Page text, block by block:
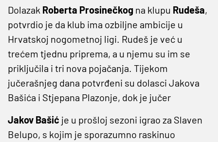
Dolazak Roberta Prosinečkog na klupu Rudeša,
potvrdio je da klub ima ozbiljne ambicije u
Hrvatskoj nogometnoj ligi. Rudeš je već u
trećem tjednu priprema, a u njemu su im se
priključila i tri nova pojačanja. Tijekom
jučerašnjeg dana potvrđeni su dolasci Jakova
Bašića i Stjepana Plazonje, dok je jučer
Jakov Bašić je u prošloj sezoni igrao za Slaven
Belupo, s kojim je sporazumno raskinuo